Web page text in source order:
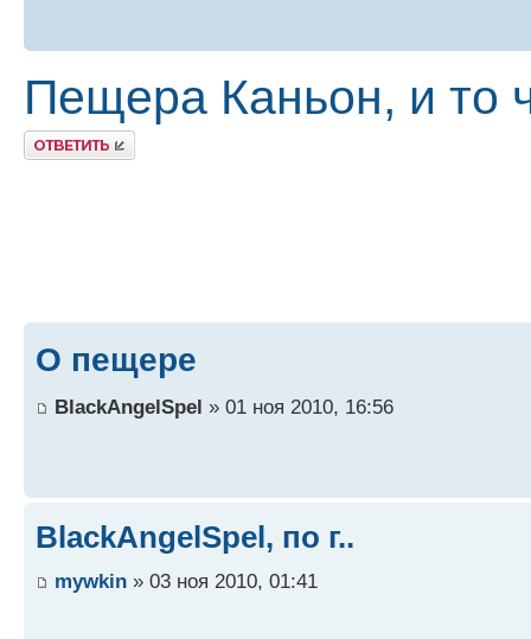
Пещера Каньон, и то
Ответить
О пещере
BlackAngelSpel » 01 ноя 2010, 16:56
BlackAngelSpel, по г..
mywkin » 03 ноя 2010, 01:41